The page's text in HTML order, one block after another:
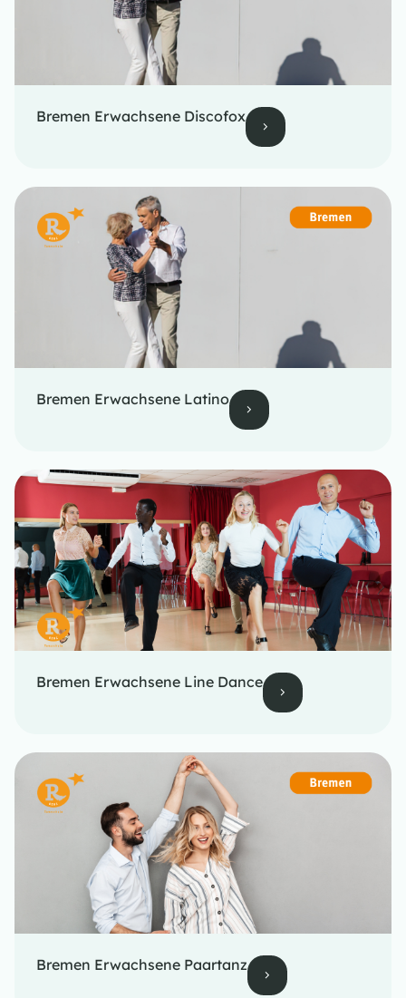
Bremen Erwachsene Discofox
Bremen Erwachsene Latino
Bremen Erwachsene Line Dance
Bremen Erwachsene Paartanz